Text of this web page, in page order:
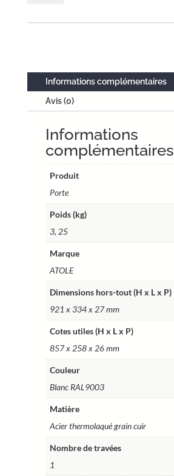
-
hauteur
Informations complémentaires
Avis (0)
Informations
complémentaires
Produit
Porte
Poids (kg)
3, 25
Marque
ATOLE
Dimensions hors-tout (H x L x P)
921 x 334 x 27 mm
Cotes utiles (H x L x P)
857 x 258 x 26 mm
Couleur
Blanc RAL9003
Matière
Acier thermolaqué grain cuir
Nombre de travées
1